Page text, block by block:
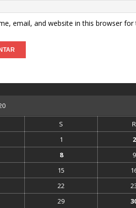
email, and website in this browser
S R
1
2
8 9
15
22
29